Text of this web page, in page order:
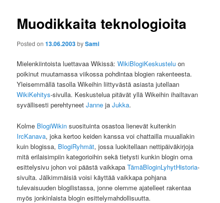
Muodikkaita teknologioita
Posted on13.06.2003bySami
Mielenkiintoista luettavaa Wikissä:WikiBlogiKeskustelu on
poikinut muutamassa viikossa pohdintaa blogien rakenteesta.
Yleisemmällä tasolla Wikeihin liittyvästä asiasta jutellaan
WikiKehitys-sivulla. Keskustelua pitävät yllä Wikeihin ihailtavan
syvällisesti perehtyneetJanne jaJukka.
Kolme BlogiWikin suosituinta osastoa lienevät kuitenkin
IrcKanava, joka kertoo keiden kanssa voi chattailla muuallakin
kuin blogissa, BlogiRyhmät, jossa luokitellaan nettipäiväkirjoja
mitä erilaisimpiin kategorioihin sekä tietysti kunkin blogin oma
esittelysivu johon voi päästä vaikkapaTämäBloginLyhytHistoria-
sivulta. Jälkimmäisiä voisi käyttää vaikkapa pohjana
tulevaisuuden blogilistassa, jonne olemme ajatelleet rakentaa
myös jonkinlaista blogin esittelymahdollisuutta.